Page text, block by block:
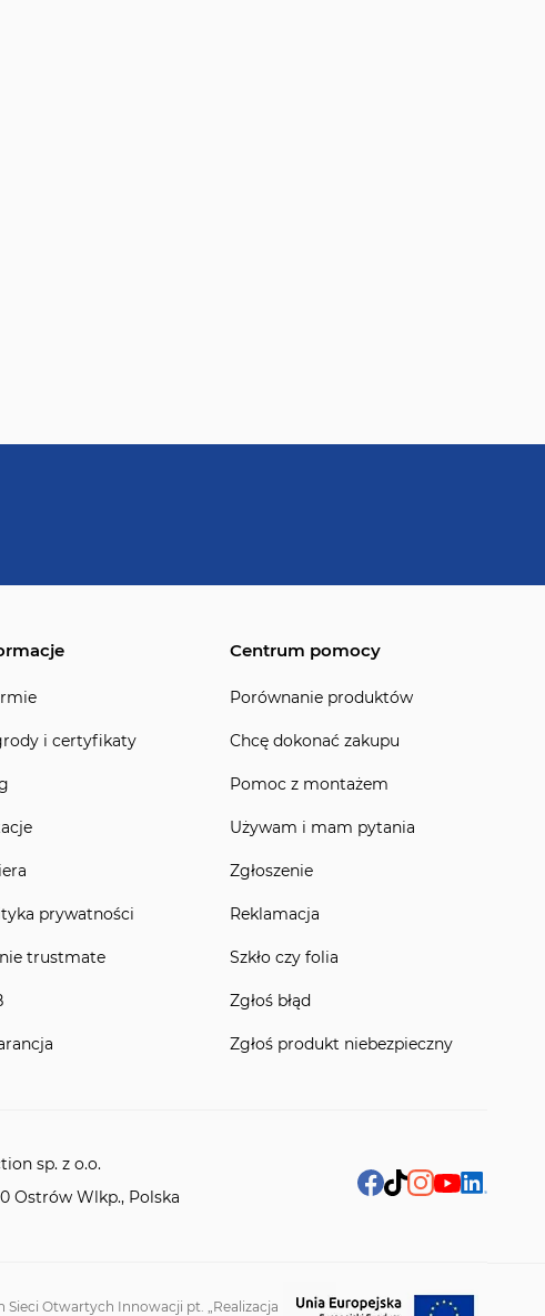
i certyfikaty
prywatności
trustmate
Centrum pomocy
Porównanie produktów
Chcę dokonać zakupu
Pomoc z montażem
Używam i mam pytania
Zgłoszenie
Reklamacja
Szkło czy folia
Zgłoś błąd
Zgłoś produkt niebezpieczny
sp. z o.o.
Ostrów Wlkp., Polska
Otwartych Innowacji pt. „Realizacja